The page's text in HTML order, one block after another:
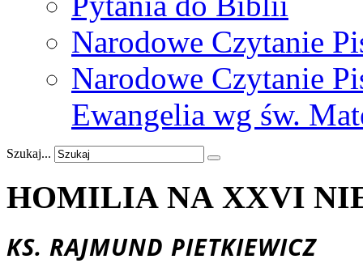
Narodowe Czytanie
Narodowe Czytanie
Ewangelia wg św.
Szukaj...
HOMILIA NA XXVI
KS. RAJMUND PIETKIEWICZ